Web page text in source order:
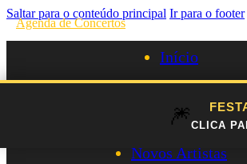
Saltar para o conteúdo principal Ir para o footer
Agenda de Concertos
Início
Festivais
Agenda de Artistas
Novos Artistas
🎆CLICA